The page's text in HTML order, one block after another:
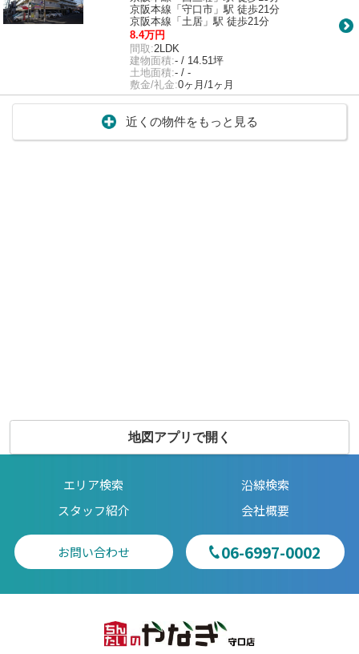
京阪本線「守口市」駅 徒歩21分
京阪本線「土居」駅 徒歩21分
8.4万円
間取:2LDK
建物面積:- / 14.51坪
土地面積:- / -
敷金/礼金:0ヶ月/1ヶ月
近くの物件をもっと見る
地図アプリで開く
エリア検索
沿線検索
スタッフ紹介
会社概要
お問い合わせ 06-6997-0002